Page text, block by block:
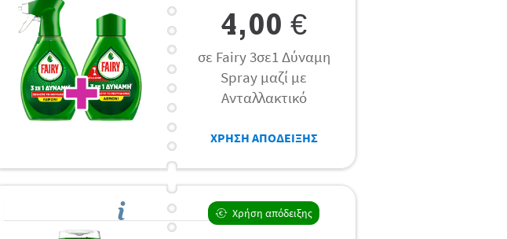
4,00 €
σε Fairy 3σε1 Δύναμη
Spray μαζί με
Ανταλλακτικό
ΧΡΗΣΗ ΑΠΟΔΕΙΞΗΣ
Χρήση απόδειξης